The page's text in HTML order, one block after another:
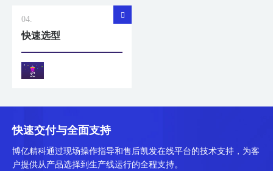
04.
快速选型
快速交付与全面支持
博亿精科通过现场操作指导和售后凯发在线平台的技术支持，为客
户提供从产品选择到生产线运行的全程支持。